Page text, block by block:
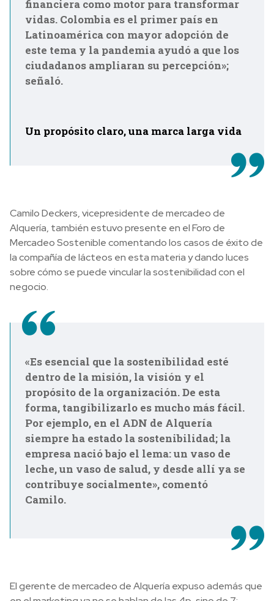
financiera como motor para transformar
vidas. Colombia es el primer país en
Latinoamérica con mayor adopción de
este tema y la pandemia ayudó a que los
ciudadanos ampliaran su percepción»;
señaló.
Un propósito claro, una marca larga vida
Camilo Deckers, vicepresidente de mercadeo de
Alquería, también estuvo presente en el Foro de
Mercadeo Sostenible comentando los casos de éxito de
la compañía de lácteos en esta materia y dando luces
sobre cómo se puede vincular la sostenibilidad con el
negocio.
«Es esencial que la sostenibilidad esté
dentro de la misión, la visión y el
propósito de la organización. De esta
forma, tangibilizarlo es mucho más fácil.
Por ejemplo, en el ADN de Alquería
siempre ha estado la sostenibilidad; la
empresa nació bajo el lema: un vaso de
leche, un vaso de salud, y desde allí ya se
contribuye socialmente», comentó
Camilo.
El gerente de mercadeo de Alquería expuso además que